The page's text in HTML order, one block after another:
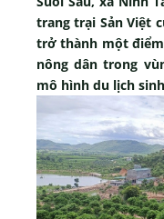
trang trại Sản Việt
trở thành một
nông dân trong
mô hình du lịch